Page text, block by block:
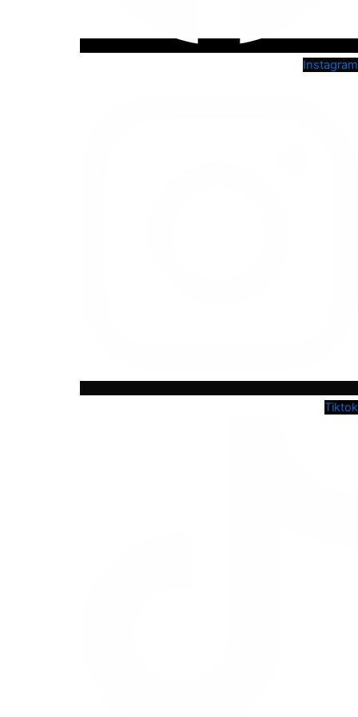
Instagram
Tiktok